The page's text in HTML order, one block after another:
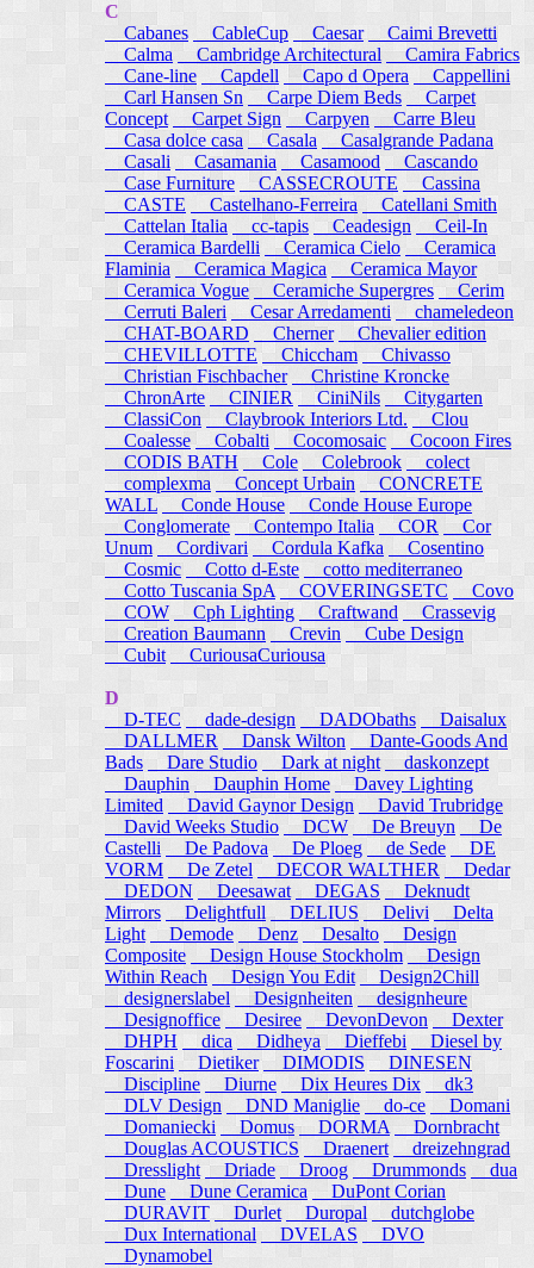
C
Cabanes
CableCup Caesar
Caimi Brevetti
Calma
Cambridge Architectural
Camira Fabrics
Cane-line
Capdell Capo d Opera
Cappellini
Carl Hansen Sn
Carpe Diem Beds
Carpet
Concept
Carpet Sign Carpyen
Carre Bleu
Casa dolce casa
Casala
Casalgrande Padana
Casali
Casamania Casamood
Cascando
Case Furniture
CASSECROUTE
Cassina
CASTE
Castelhano-Ferreira
Catellani Smith
Cattelan Italia
cc-tapis Ceadesign
Ceil-In
Ceramica Bardelli
Ceramica Cielo
Ceramica
Flaminia
Ceramica Magica
Ceramica Mayor
Ceramica Vogue
Ceramiche Supergres Cerim
Cerruti Baleri
Cesar Arredamenti
chameledeon
CHAT-BOARD
Cherner
Chevalier edition
CHEVILLOTTE
Chiccham
Chivasso
Christian Fischbacher
Christine Kroncke
ChronArte
CINIER CiniNils
Citygarten
ClassiCon
Claybrook Interiors Ltd.
Clou
Coalesse
Cobalti Cocomosaic
Cocoon Fires
CODIS BATH
Cole Colebrook
colect
complexma
Concept Urbain
CONCRETE
WALL
Conde House
Conde House Europe
Conglomerate
Contempo Italia COR
Cor
Unum
Cordivari Cordula Kafka
Cosentino
Cosmic
Cotto d-Este
cotto mediterraneo
Cotto Tuscania SpA
COVERINGSETC
Covo
COW
Cph Lighting Craftwand
Crassevig
Creation Baumann
Crevin
Cube Design
Cubit
CuriousaCuriousa
D
D-TEC
dade-design DADObaths
Daisalux
DALLMER
Dansk Wilton
Dante-Goods And
Bads
Dare Studio Dark at night
daskonzept
Dauphin
Dauphin Home
Davey Lighting
Limited
David Gaynor Design
David Trubridge
David Weeks Studio
DCW De Breuyn
De
Castelli
De Padova De Ploeg de Sede
DE
VORM
De Zetel DECOR WALTHER
Dedar
DEDON
Deesawat DEGAS
Deknudt
Mirrors
Delightfull DELIUS Delivi
Delta
Light
Demode Denz Desalto
Design
Composite
Design House Stockholm
Design
Within Reach
Design You Edit
Design2Chill
designerslabel
Designheiten
designheure
Designoffice
Desiree DevonDevon
Dexter
DHPH
dica Didheya Dieffebi
Diesel by
Foscarini
Dietiker DIMODIS
DINESEN
Discipline
Diurne Dix Heures Dix
dk3
DLV Design
DND Maniglie do-ce
Domani
Domaniecki
Domus DORMA
Dornbracht
Douglas ACOUSTICS
Draenert
dreizehngrad
Dresslight Driade Droog Drummonds
dua
Dune
Dune Ceramica
DuPont Corian
DURAVIT
Durlet Duropal
dutchglobe
Dux International
DVELAS
DVO
Dynamobel